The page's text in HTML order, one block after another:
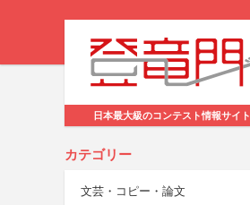
日本最大級のコンテスト情報サイト
カテゴリー
文芸・コピー・論文